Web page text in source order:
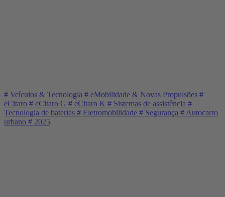
# Veículos & Tecnologia # eMobilidade & Novas Propulsões #
eCitaro # eCitaro G # eCitaro K # Sistemas de assistência #
Tecnologia de baterias # Eletromobilidade # Segurança # Autocarro
urbano # 2025